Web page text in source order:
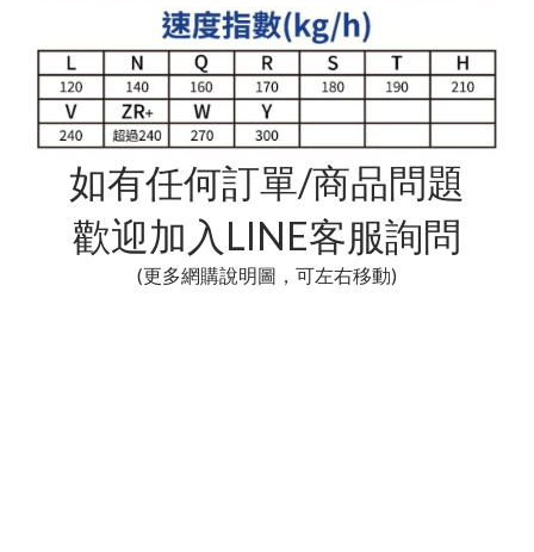
如有任何訂單/商品問題
歡迎加入LINE客服詢問
(更多網購說明圖，可左右移動)